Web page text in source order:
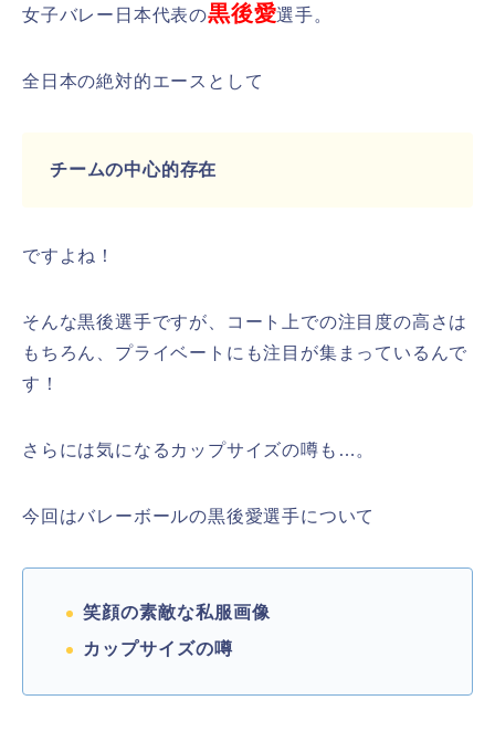
女子バレー日本代表の黒後愛選手。
全日本の絶対的エースとして
チームの中心的存在
ですよね！
そんな黒後選手ですが、コート上での注目度の高さは
もちろん、プライベートにも注目が集まっているんで
す！
さらには気になるカップサイズの噂も…。
今回はバレーボールの黒後愛選手について
笑顔の素敵な私服画像
カップサイズの噂